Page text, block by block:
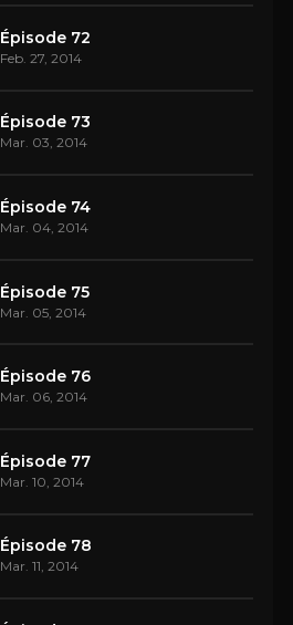
Épisode 72
Feb. 27, 2014
Épisode 73
Mar. 03, 2014
Épisode 74
Mar. 04, 2014
Épisode 75
Mar. 05, 2014
Épisode 76
Mar. 06, 2014
Épisode 77
Mar. 10, 2014
Épisode 78
Mar. 11, 2014